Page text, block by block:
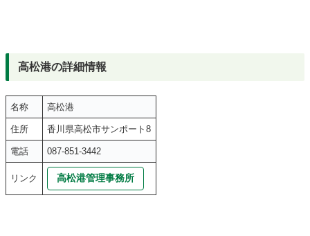
高松港の詳細情報
名称 高松港
住所 香川県高松市サンポート8
電話 087-851-3442
リンク 高松港管理事務所